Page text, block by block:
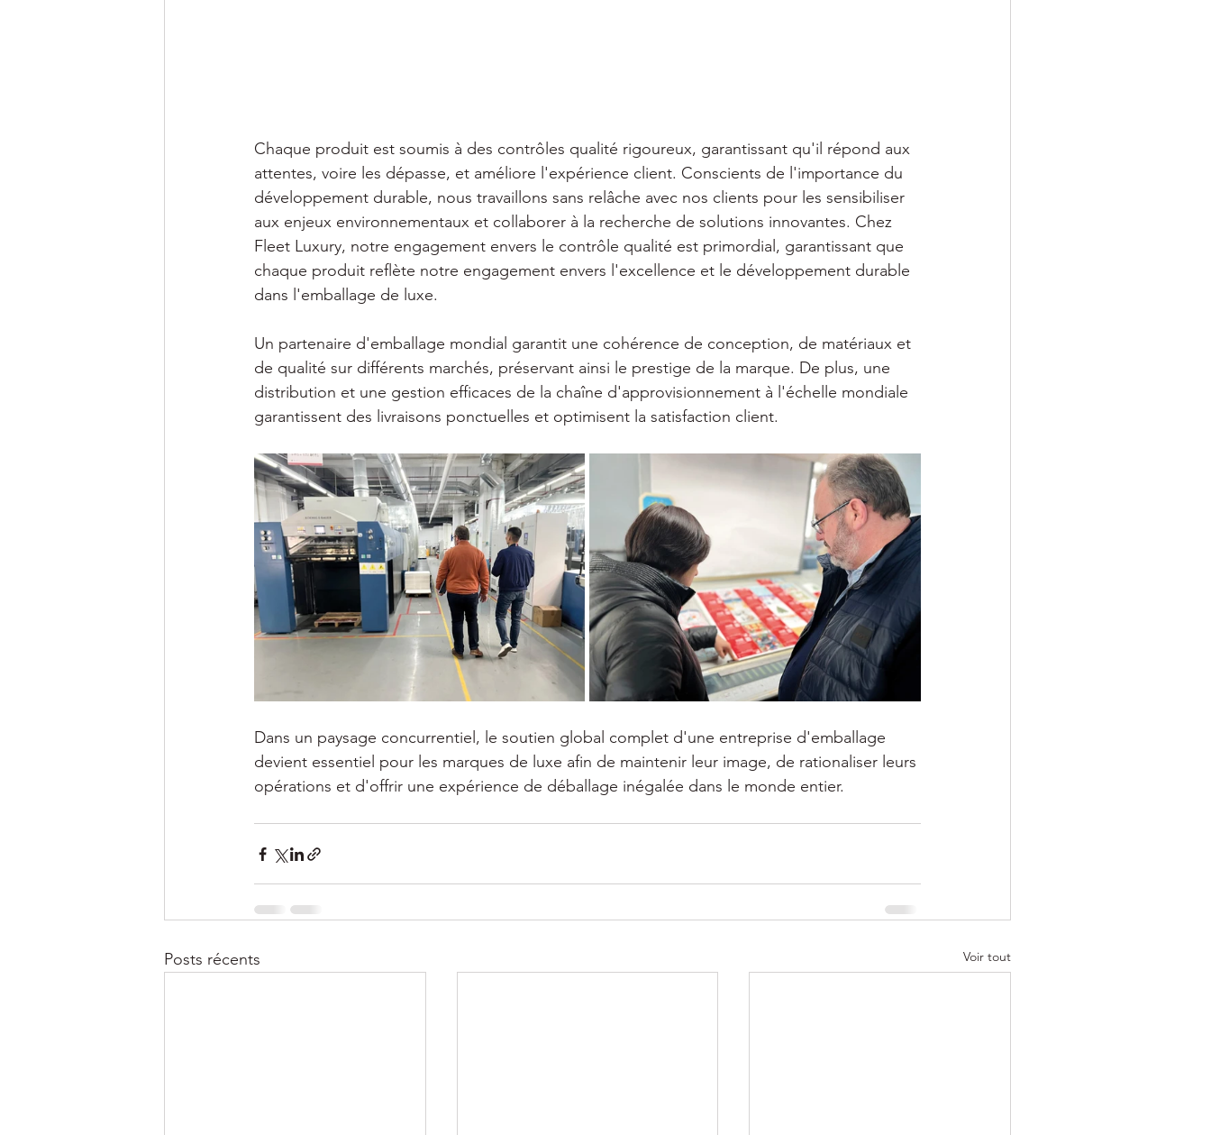
Chaque produit est soumis à des contrôles qualité rigoureux, garantissant qu'il répond aux
attentes, voire les dépasse, et améliore l'expérience client. Conscients de l'importance du
développement durable, nous travaillons sans relâche avec nos clients pour les sensibiliser
aux enjeux environnementaux et collaborer à la recherche de solutions innovantes. Chez
Fleet Luxury, notre engagement envers le contrôle qualité est primordial, garantissant que
chaque produit reflète notre engagement envers l'excellence et le développement durable
dans l'emballage de luxe.
Un partenaire d'emballage mondial garantit une cohérence de conception, de matériaux et
de qualité sur différents marchés, préservant ainsi le prestige de la marque. De plus, une
distribution et une gestion efficaces de la chaîne d'approvisionnement à l'échelle mondiale
garantissent des livraisons ponctuelles et optimisent la satisfaction client.
Dans un paysage concurrentiel, le soutien global complet d'une entreprise d'emballage
devient essentiel pour les marques de luxe afin de maintenir leur image, de rationaliser leurs
opérations et d'offrir une expérience de déballage inégalée dans le monde entier.
Posts récents Voir tout